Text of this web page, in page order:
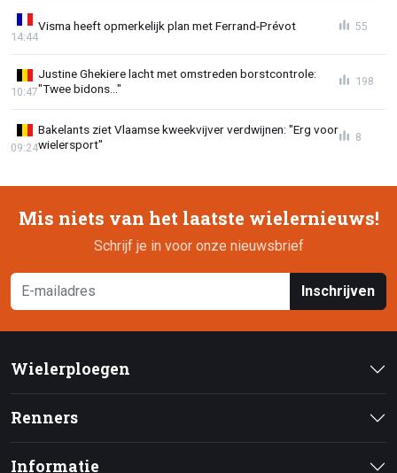
Visma heeft opmerkelijk plan met Ferrand-Prévot
14:44
55
Justine Ghekiere lacht met omstreden borstcontrole:
"Twee bidons..."
10:47
198
Bakelants ziet Vlaamse kweekvijver verdwijnen: "Erg voor
wielersport"
09:24
8
Mis niets van het laatste wielernieuws!
Schrijf je in voor onze nieuwsbrief
Inschrijven
Wielerploegen
Renners
Informatie